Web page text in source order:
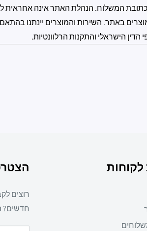
המשלוח. הנהלת האתר אינה אחראית
באתר. השירות והמוצרים יינתנו
הישראלי והתקנות הרלוונטיות.
לקוחות
רוצים
חדשים?